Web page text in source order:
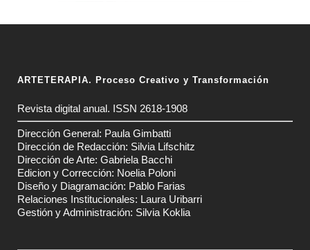
ARTETERAPIA. Proceso Creativo y Transformación
Revista digital anual. ISSN 2618-1908
Dirección General: Paula Gimbatti
Dirección de Redacción: Silvia Lifschitz
Dirección de Arte: Gabriela Bacchi
Edicion y Corrección: Noelia Poloni
Diseño y Diagramación: Pablo Farias
Relaciones Institucionales: Laura Uribarri
Gestión y Administración: Silvia Koklia